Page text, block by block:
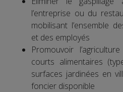
l’entreprise ou du
mobilisant l’ensemble
et des employés
Promouvoir
courts alimentaires
surfaces jardinées en
foncier disponible